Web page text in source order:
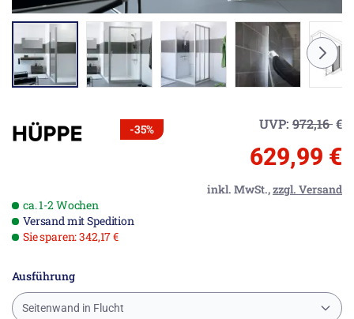
-35% UVP: 972,16€
629,99 €
inkl. MwSt.,zzgl. Versand
ca. 1-2 Wochen
Versand mit Spedition
Sie sparen: 342,17 €
Ausführung
Seitenwand in Flucht